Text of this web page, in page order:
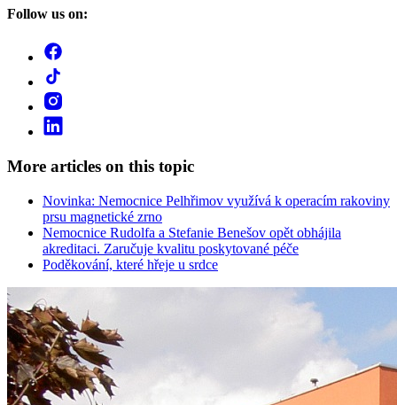
Follow us on:
More articles on this topic
Novinka: Nemocnice Pelhřimov využívá k operacím rakoviny
prsu magnetické zrno
Nemocnice Rudolfa a Stefanie Benešov opět obhájila
akreditaci. Zaručuje kvalitu poskytované péče
Poděkování, které hřeje u srdce